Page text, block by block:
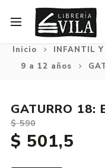
Inicio INFANTIL
9 a 12 años
GATURRO 18:
$ 590
$ 501,5